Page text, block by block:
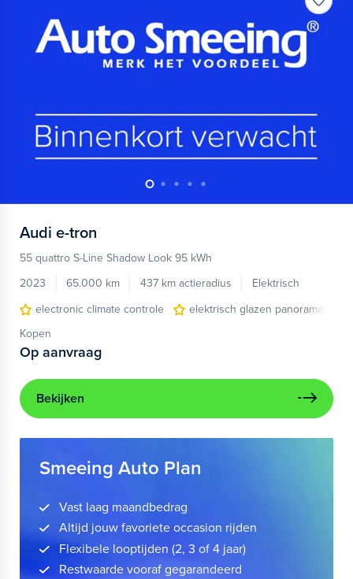
Audi e-tron
55 quattro S-Line Shadow Look 95 kWh
2023
65.000 km 437 km actieradius
Elektrisch
electronic climate controle
elektrisch glazen panorama-dak
Kopen
Op aanvraag
Bekijken
Smeeing Auto Plan
Vast laag maandbedrag
Altijd jouw favoriete occasion rijden
Flexibele looptijden (2, 3 of 4 jaar)
Restwaarde vooraf gegarandeerd